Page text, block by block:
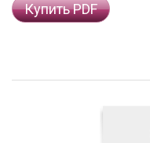
Купить PDF